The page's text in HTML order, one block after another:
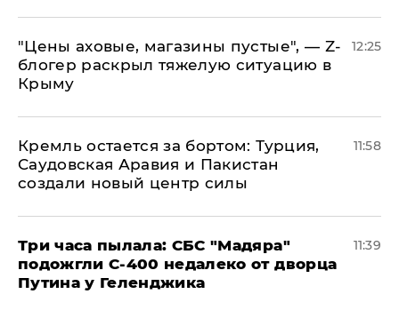
​"Цены аховые, магазины пустые", — Z-
блогер раскрыл тяжелую ситуацию в
Крыму
12:25
​Кремль остается за бортом: Турция,
Саудовская Аравия и Пакистан
создали новый центр силы
11:58
Три часа пылала: СБС "Мадяра"
подожгли С-400 недалеко от дворца
Путина у Геленджика
11:39